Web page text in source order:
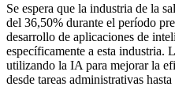
Se espera que la industria de la
del 36,50% durante el período
desarrollo de aplicaciones de
específicamente a esta industria.
utilizando la IA para mejorar la
desde tareas administrativas